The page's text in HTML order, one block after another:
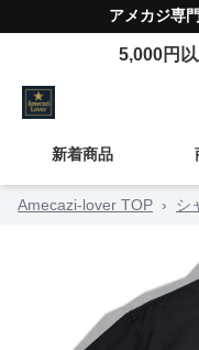
アメカジ専
5,000円
新着商品
Amecazi-lover TOP › シ